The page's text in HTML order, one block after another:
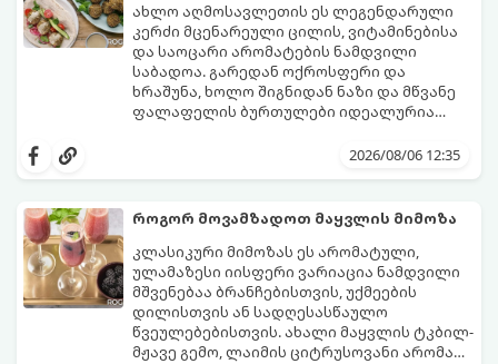
ახლო აღმოსავლეთის ეს ლეგენდარული
კერძი მცენარეული ცილის, ვიტამინებისა
და საოცარი არომატების ნამდვილი
საბადოა. გარედან ოქროსფერი და
ხრაშუნა, ხოლო შიგნიდან ნაზი და მწვანე
ფალაფელის ბურთულები იდეალურია
სალათებთან ერთად ან ტახინის (სესამის)
მდგომარეობს, რომ გამოიყენება
შეწვისას ფორმა იდეალურად შეინარჩუნოს
და არ დაიშალოს.
მომზადების დრო: 20 წუთი (დამატებით
მუხუდოს ჩალბობის დრო: 12-24 საათი)
შეწვის დრო: 10–15 წუთი ულუფა: 20–24 ცალი
ბურთულა (4–6 პორცია)
2026/08/06 12:35
როგორ მოვამზადოთ მაყვლის მიმოზა
კლასიკური მიმოზას ეს არომატული,
ულამაზესი იისფერი ვარიაცია ნამდვილი
მშვენებაა ბრანჩებისთვის, უქმეების
დილისთვის ან სადღესასწაულო
წვეულებებისთვის. ახალი მაყვლის ტკბილ-
მჟავე გემო, ლაიმის ციტრუსოვანი არომატი